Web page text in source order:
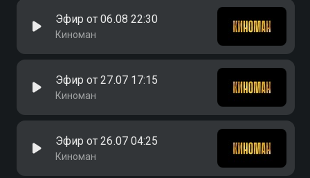
Эфир от 06.08 22:30
Киноман
Эфир от 27.07 17:15
Киноман
Эфир от 26.07 04:25
Киноман